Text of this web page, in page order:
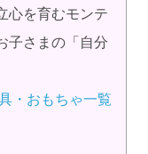
心を育むモンテ
子さまの「自分
・おもちゃ一覧